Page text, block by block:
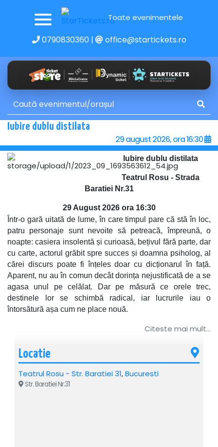
Toate evenimentele
0790830360| office@startickets.ro
Iubire dublu distilata
29 august 2026, ora 16:30
Iubire dublu distilata
Teatrul Rosu - Strada
Baratiei Nr.31
29 August 2026 ora 16:30
Într-o gară uitată de lume, în care timpul pare că stă în loc,
patru personaje sunt nevoite să petreacă, împreună, o
noapte: casiera insolentă și curioasă, bețivul fără parte, dar
cu carte, actorul grăbit spre succes și doamna psiholog, al
cărei discurs poate fi înțeles doar cu dicționarul în față.
Aparent, nu au în comun decât dorința nejustificată de a se
agasa unul pe celălat. Dar pe măsură ce orele trec,
destinele lor se schimbă radical, iar lucrurile iau o
întorsătură așa cum ne place nouă.
De Ion Bogdan Martin. Regia Alin Brancu. Cu Adelina
Taloi, Alin Brancu.
Recomandat: 12+
Pentru detalii suplimentare in legatura cu evenimentul de
Citeste mai mult...
Locatie
Teatrul Rosu - Str. Baratiei 31,Bucuresti
Str. Baratiei Nr.31